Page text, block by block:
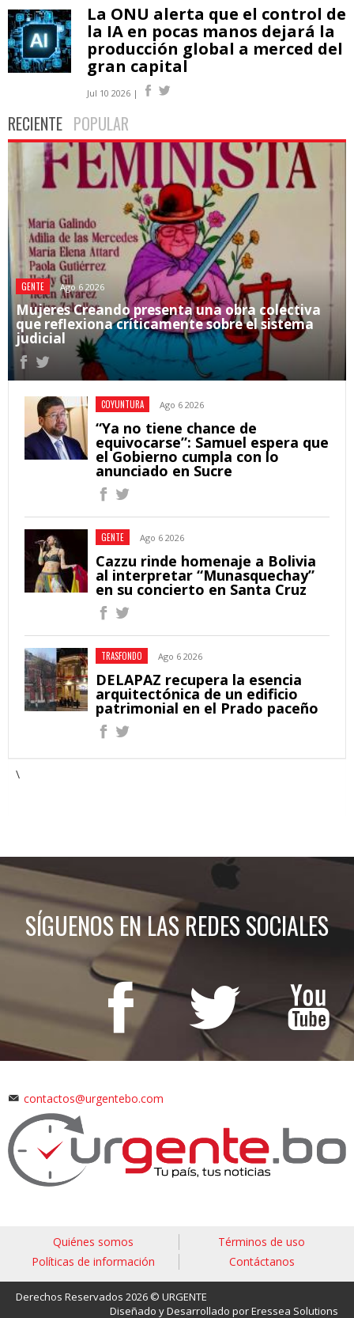
La ONU alerta que el control de
la IA en pocas manos dejará la
producción global a merced del
gran capital
Jul 10 2026 |
RECIENTE POPULAR
GENTE Ago 6 2026
Mujeres Creando presenta una obra colectiva
que reflexiona críticamente sobre el sistema
judicial
COYUNTURA Ago 6 2026
“Ya no tiene chance de
equivocarse”: Samuel espera que
el Gobierno cumpla con lo
anunciado en Sucre
GENTE Ago 6 2026
Cazzu rinde homenaje a Bolivia
al interpretar “Munasquechay”
en su concierto en Santa Cruz
TRASFONDO Ago 6 2026
DELAPAZ recupera la esencia
arquitectónica de un edificio
patrimonial en el Prado paceño
\
SÍGUENOS EN LAS REDES SOCIALES
contactos@urgentebo.com
Quiénes somos
Términos de uso
Políticas de información
Contáctanos
Derechos Reservados 2026 © URGENTE
Diseñado y Desarrollado por Eressea Solutions